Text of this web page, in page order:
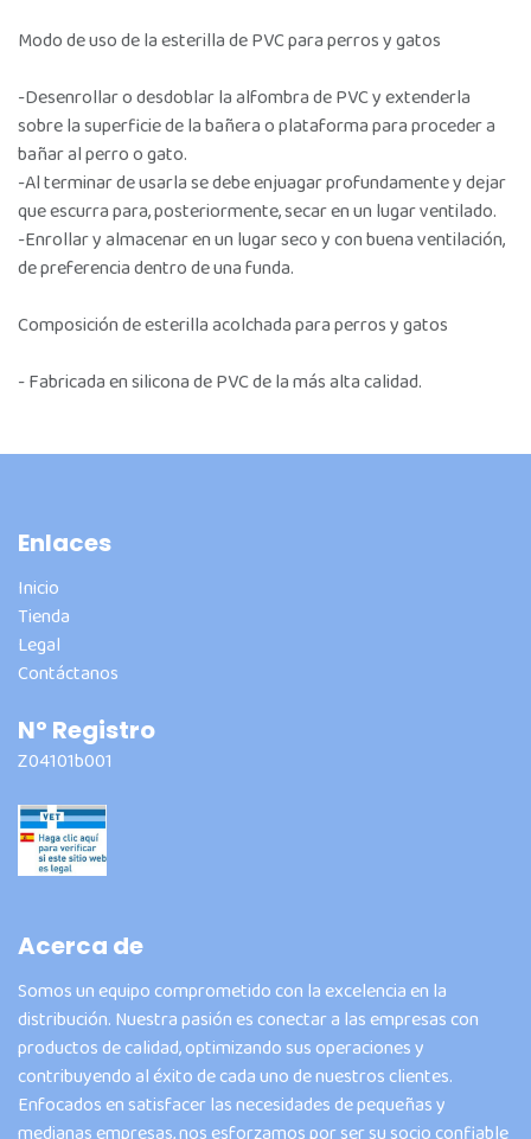
Modo de uso de la esterilla de PVC para perros y gatos
-Desenrollar o desdoblar la alfombra de PVC y extenderla
sobre la superficie de la bañera o plataforma para proceder a
bañar al perro o gato.
-Al terminar de usarla se debe enjuagar profundamente y dejar
que escurra para, posteriormente, secar en un lugar ventilado.
-Enrollar y almacenar en un lugar seco y con buena ventilación,
de preferencia dentro de una funda.
Composición de esterilla acolchada para perros y gatos
- Fabricada en silicona de PVC de la más alta calidad.
Enlaces
Inicio
Tienda
Legal
Contáctanos
Nº Registro
Z04101b001
Acerca de
Somos un equipo comprometido con la excelencia en la
distribución. Nuestra pasión es conectar a las empresas con
productos de calidad, optimizando sus operaciones y
contribuyendo al éxito de cada uno de nuestros clientes.
Enfocados en satisfacer las necesidades de pequeñas y